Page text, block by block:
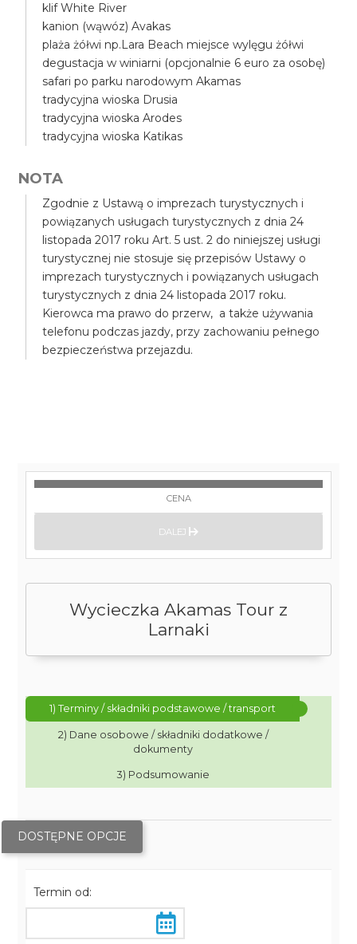
klif White River
kanion (wąwóz) Avakas
plaża żółwi np.Lara Beach miejsce wylęgu żółwi
degustacja w winiarni (opcjonalnie 6 euro za osobę)
safari po parku narodowym Akamas
tradycyjna wioska Drusia
tradycyjna wioska Arodes
tradycyjna wioska Katikas
NOTA
Zgodnie z Ustawą o imprezach turystycznych i
powiązanych usługach turystycznych z dnia 24
listopada 2017 roku Art. 5 ust. 2 do niniejszej usługi
turystycznej nie stosuje się przepisów Ustawy o
imprezach turystycznych i powiązanych usługach
turystycznych z dnia 24 listopada 2017 roku.
Kierowca ma prawo do przerw, a także używania
telefonu podczas jazdy, przy zachowaniu pełnego
bezpieczeństwa przejazdu.
Wycieczka Akamas Tour z
Larnaki
1) Terminy / składniki podstawowe / transport
2) Dane osobowe / składniki dodatkowe /
dokumenty
3) Podsumowanie
DOSTĘPNE OPCJE
Termin od:
CENA
DALEJ